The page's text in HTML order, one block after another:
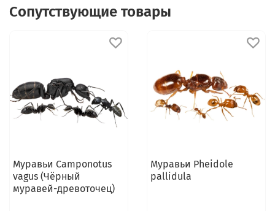
Сопутствующие товары
Муравьи Camponotus
vagus (Чёрный
муравей-древоточец)
Муравьи Pheidole
pallidula